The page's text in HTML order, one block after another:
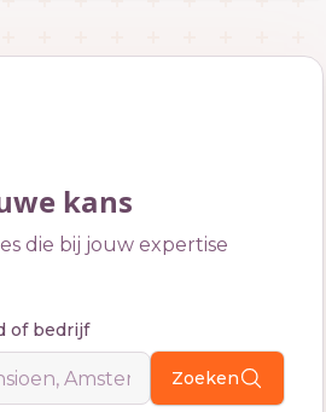
kans
die bij jouw expertise
of bedrijf
Zoeken